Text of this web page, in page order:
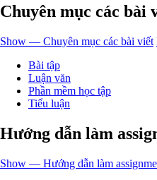
Chuyên mục các bài
Show — Chuyên mục các bài viết
Bài tập
Luận văn
Phần mềm học tập
Tiểu luận
Hướng dẫn làm
Show — Hướng dẫn làm